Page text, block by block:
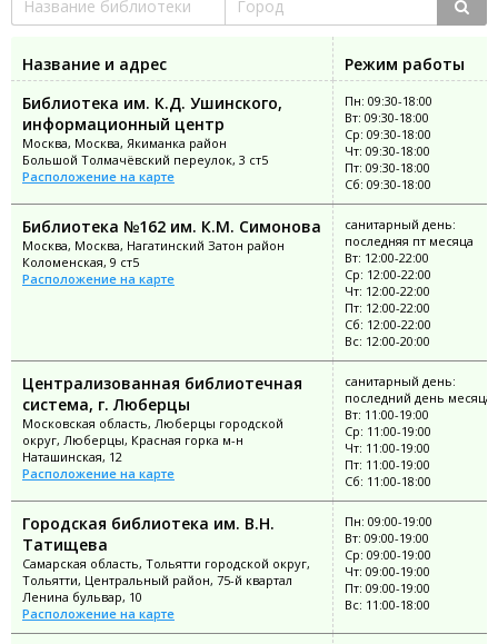
Название и адрес
Режим работы
Библиотека им. К.Д. Ушинского,
информационный центр
Москва, Москва, Якиманка район
Большой Толмачёвский переулок, 3 ст5
Расположение на карте
Пн: 09:30-18:00
Вт: 09:30-18:00
Ср: 09:30-18:00
Чт: 09:30-18:00
Пт: 09:30-18:00
Сб: 09:30-18:00
Библиотека №162 им. К.М. Симонова
Москва, Москва, Нагатинский Затон район
Коломенская, 9 ст5
Расположение на карте
санитарный день:
последняя пт месяца
Вт: 12:00-22:00
Ср: 12:00-22:00
Чт: 12:00-22:00
Пт: 12:00-22:00
Сб: 12:00-22:00
Вс: 12:00-20:00
Централизованная библиотечная
система, г. Люберцы
Московская область, Люберцы городской
округ, Люберцы, Красная горка м-н
Наташинская, 12
Расположение на карте
санитарный день:
последний день месяца
Вт: 11:00-19:00
Ср: 11:00-19:00
Чт: 11:00-19:00
Пт: 11:00-19:00
Сб: 11:00-18:00
Городская библиотека им. В.Н.
Татищева
Самарская область, Тольятти городской округ,
Тольятти, Центральный район, 75-й квартал
Ленина бульвар, 10
Расположение на карте
Пн: 09:00-19:00
Вт: 09:00-19:00
Ср: 09:00-19:00
Чт: 09:00-19:00
Пт: 09:00-19:00
Вс: 11:00-18:00